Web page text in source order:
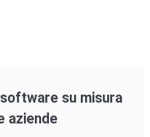
su misura
aziende